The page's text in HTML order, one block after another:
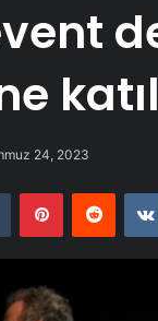
24, 2023
Tumblr PinterestReddit